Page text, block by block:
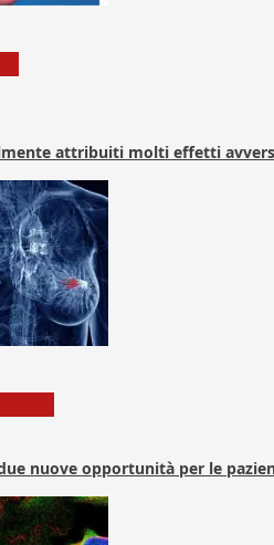
attribuiti molti effetti
nuove opportunità per le